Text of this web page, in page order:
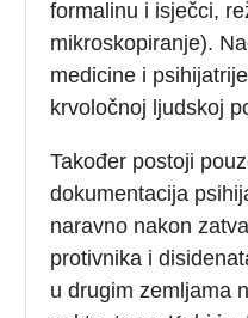
formalinu i isječci,
mikroskopiranje).
medicine i
krvoločnoj ljudskoj
Također postoji
dokumentacija
naravno nakon
protivnika i
u drugim zemljama